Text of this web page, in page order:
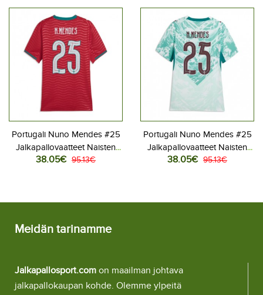
Portugali Nuno Mendes #25
Jalkapallovaatteet Naisten
Kotipaita MM-kisat 2026
38.05€ 95.13€
Portugali Nuno Mendes #25
Jalkapallovaatteet Naisten
Vieraspaita MM-kisat 2026
38.05€ 95.13€
Meidän tarinamme
Jalkapallosport.com on maailman johtava
jalkapallokaupan kohde. Olemme ylpeitä